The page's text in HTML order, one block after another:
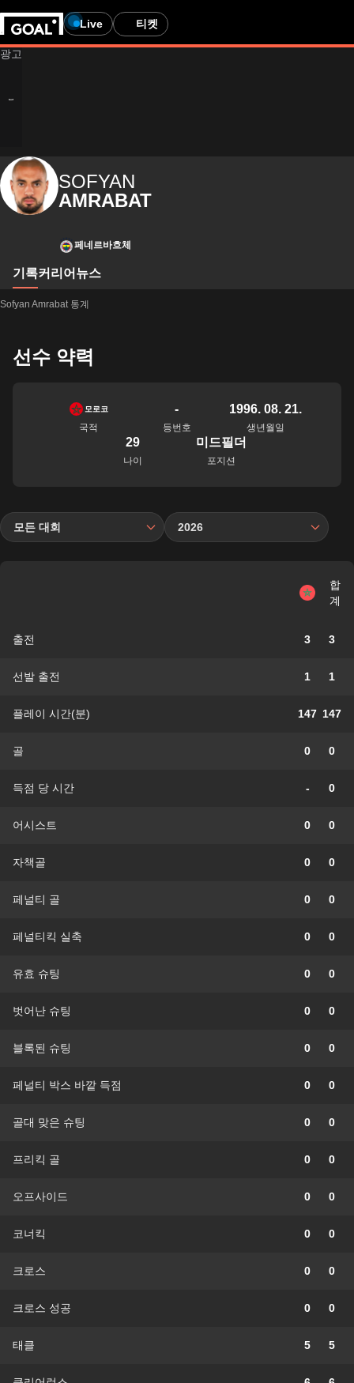
Live 티켓
SOFYAN
AMRABAT
페네르바흐체
기록커리어 뉴스
Sofyan Amrabat 통계
선수 약력
모로코
국적
-
등번호
1996. 08. 21.
생년월일
29
나이
미드필더
포지션
모든 대회 2026
합
계
출전 3 3
선발 출전 1 1
플레이 시간(분) 147 147
골 0 0
득점 당 시간 - 0
어시스트 0 0
자책골 0 0
페널티 골 0 0
페널티킥 실축 0 0
유효 슈팅 0 0
벗어난 슈팅 0 0
블록된 슈팅 0 0
페널티 박스 바깥 득점 0 0
골대 맞은 슈팅 0 0
프리킥 골 0 0
오프사이드 0 0
코너킥 0 0
크로스 0 0
크로스 성공 0 0
태클 5 5